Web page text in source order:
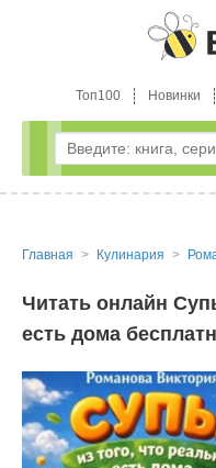
Топ100 Новинки
Главная Кулинария
Читать онлайн
есть дома